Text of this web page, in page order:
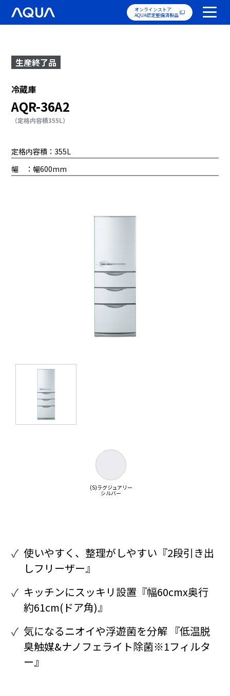
オンラインストア
AQUA認定整備済製品
生産終了品
冷蔵庫
AQR-36A2
（定格内容積355L）
定格内容積：355L
幅 ：幅600mm
(S)ラグジュアリー
シルバー
使いやすく、整理がしやすい『2段引き出
しフリーザー』
キッチンにスッキリ設置『幅60cmx奥行
約61cm(ドア角)』
気になるニオイや浮遊菌を分解 『低温脱
臭触媒&ナノフェライト除菌※1フィルタ
ー』